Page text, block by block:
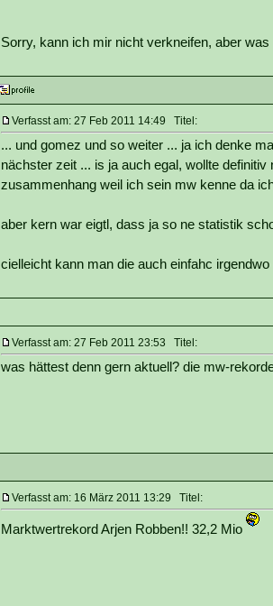
Sorry, kann ich mir nicht verkneifen, aber
Verfasst am: 27 Feb 2011 14:49 Titel:
... und gomez und so weiter ... ja ich denke
nächster zeit ... is ja auch egal, wollte
zusammenhang weil ich sein mw kenne da
aber kern war eigtl, dass ja so ne statistik
cielleicht kann man die auch einfahc
Verfasst am: 27 Feb 2011 23:53 Titel:
was hättest denn gern aktuell? die mw-
Verfasst am: 16 März 2011 13:29 Titel:
Marktwertrekord Arjen Robben!! 32,2 Mio